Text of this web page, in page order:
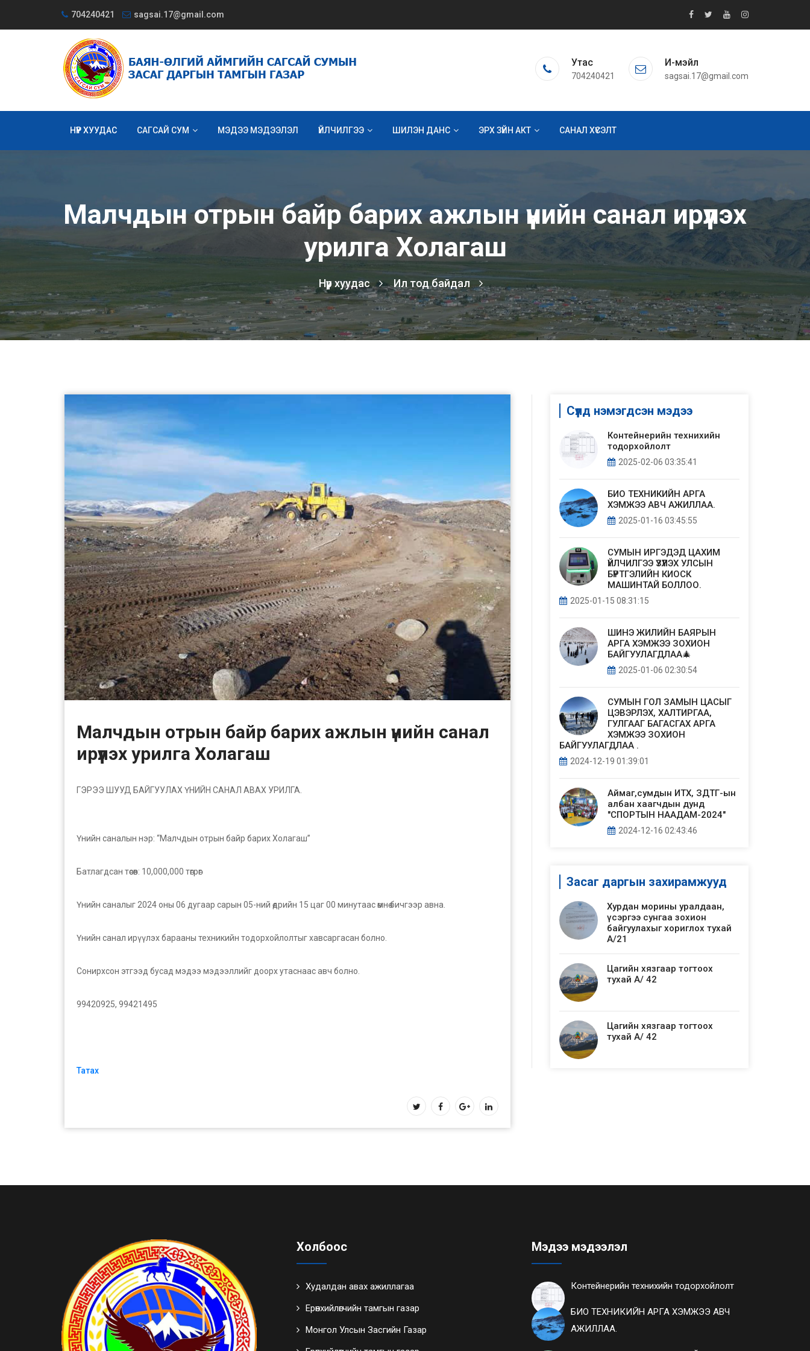
704240421 sagsai.17@gmail.com
Утас
704240421
И-мэйл
sagsai.17@gmail.com
НҮҮР ХУУДАС САГСАЙ СУМ МЭДЭЭ МЭДЭЭЛЭЛ ҮЙЛЧИЛГЭЭ ШИЛЭН ДАНС ЭРХ ЗҮЙН АКТ САНАЛ ХҮСЭЛТ
Малчдын отрын байр барих ажлын үнийн санал ирүүлэх
урилга Холагаш
Нүүр хуудас Ил тод байдал
Малчдын отрын байр барих ажлын үнийн санал
ирүүлэх урилга Холагаш
ГЭРЭЭ ШУУД БАЙГУУЛАХ ҮНИЙН САНАЛ АВАХ УРИЛГА.
Үнийн саналын нэр: “Малчдын отрын байр барих Холагаш”
Батлагдсан төсөв: 10,000,000 төгрөг
Үнийн саналыг 2024 оны 06 дугаар сарын 05-ний өдрийн 15 цаг 00 минутаас өмнө бичгээр авна.
Үнийн санал ирүүлэх барааны техникийн тодорхойлолтыг хавсаргасан болно.
Сонирхсон этгээд бусад мэдээ мэдээллийг доорх утаснаас авч болно.
99420925, 99421495
Татах
Сүүлд нэмэгдсэн мэдээ
Контейнерийн технихийн
тодорхойлолт
2025-02-06 03:35:41
БИО ТЕХНИКИЙН АРГА
ХЭМЖЭЭ АВЧ АЖИЛЛАА.
2025-01-16 03:45:55
СУМЫН ИРГЭДЭД ЦАХИМ
ҮЙЛЧИЛГЭЭ ҮЗҮҮЛЭХ УЛСЫН
БҮРТГЭЛИЙН КИОСК
МАШИНТАЙ БОЛЛОО.
2025-01-15 08:31:15
ШИНЭ ЖИЛИЙН БАЯРЫН
АРГА ХЭМЖЭЭ ЗОХИОН
БАЙГУУЛАГДЛАА🎄
2025-01-06 02:30:54
СУМЫН ГОЛ ЗАМЫН ЦАСЫГ
ЦЭВЭРЛЭХ, ХАЛТИРГАА,
ГУЛГААГ БАГАСГАХ АРГА
ХЭМЖЭЭ ЗОХИОН
БАЙГУУЛАГДЛАА .
2024-12-19 01:39:01
Аймаг,сумдын ИТХ, ЗДТГ-ын
албан хаагчдын дунд
"СПОРТЫН НААДАМ-2024"
2024-12-16 02:43:46
Засаг даргын захирамжууд
Хурдан морины уралдаан,
үсэргээ сунгаа зохион
байгуулахыг хориглох тухай
А/21
Цагийн хязгаар тогтоох
тухай А/ 42
Цагийн хязгаар тогтоох
тухай А/ 42
Холбоос
Худалдан авах ажиллагаа
Ерөнхийлөгчийн тамгын газар
Монгол Улсын Засгийн Газар
Мэдээ мэдээлэл
Контейнерийн технихийн тодорхойлолт
БИО ТЕХНИКИЙН АРГА ХЭМЖЭЭ АВЧ
АЖИЛЛАА.